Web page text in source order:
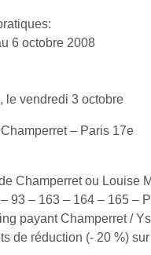
6 octobre 2008
le vendredi 3 octobre
– Paris 17e
Champerret ou Louise
93 – 163 – 164 – 165 –
payant Champerret /
de réduction (- 20 %)
les
Durant les
retour des
beaux
pour les
enfants
de…
de